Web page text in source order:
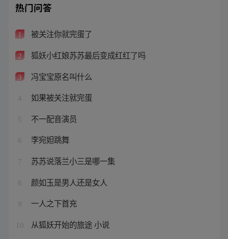
热门问答
1 被关注你就完蛋了
2 狐妖小红娘苏苏最后变成红红了吗
3 冯宝宝原名叫什么
4 如果被关注就完蛋
5 不一配音演员
6 李宛妲跳舞
7 苏苏说落兰小三是哪一集
8 颜如玉是男人还是女人
9 一人之下首充
10 从狐妖开始的旅途 小说